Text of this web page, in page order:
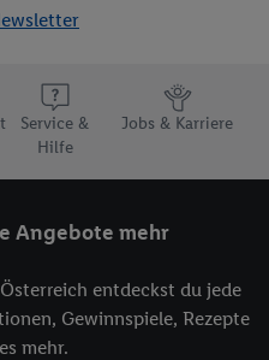
Service &
Hilfe
Jobs & Karriere
Angebote mehr
entdeckst du jede
Gewinnspiele, Rezepte
mehr.